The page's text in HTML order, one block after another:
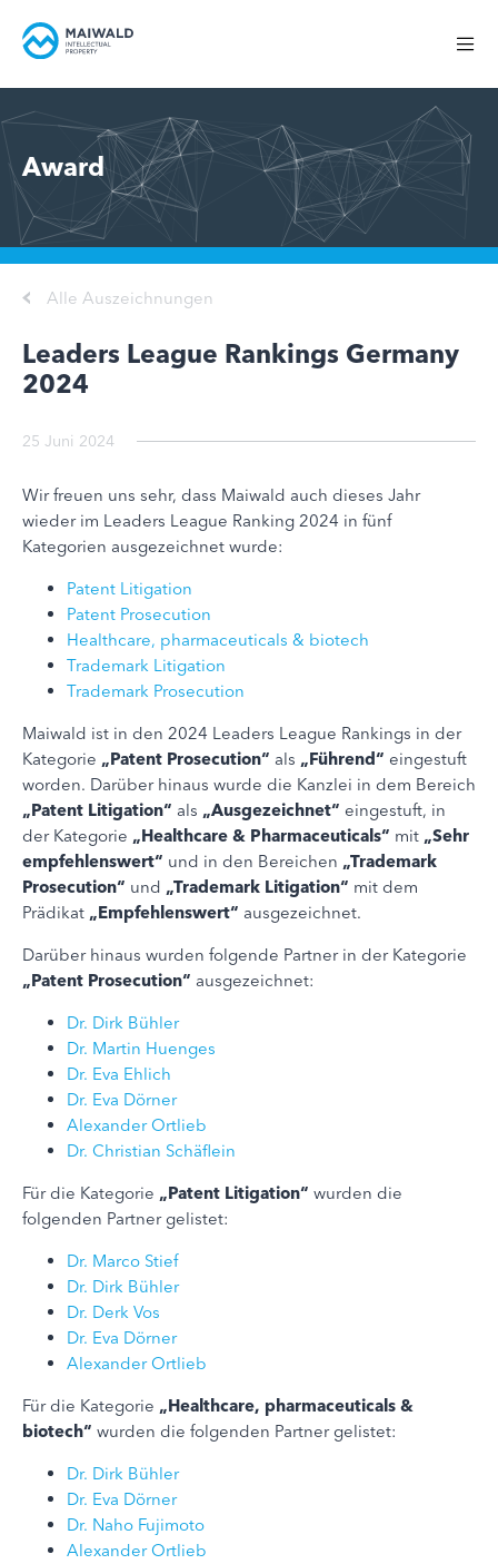
Award
Alle Auszeichnungen
Leaders League Rankings Germany
2024
25 Juni 2024
Wir freuen uns sehr, dass Maiwald auch dieses Jahr
wieder im Leaders League Ranking 2024 in fünf
Kategorien ausgezeichnet wurde:
Patent Litigation
Patent Prosecution
Healthcare, pharmaceuticals & biotech
Trademark Litigation
Trademark Prosecution
Maiwald ist in den 2024 Leaders League Rankings in der
Kategorie „Patent Prosecution“ als „Führend“ eingestuft
worden. Darüber hinaus wurde die Kanzlei in dem Bereich
„Patent Litigation“ als „Ausgezeichnet“ eingestuft, in
der Kategorie „Healthcare & Pharmaceuticals“ mit „Sehr
empfehlenswert“ und in den Bereichen „Trademark
Prosecution“ und „Trademark Litigation“ mit dem
Prädikat „Empfehlenswert“ ausgezeichnet.
Darüber hinaus wurden folgende Partner in der Kategorie
„Patent Prosecution“ ausgezeichnet:
Dr. Dirk Bühler
Dr. Martin Huenges
Dr. Eva Ehlich
Dr. Eva Dörner
Alexander Ortlieb
Dr. Christian Schäflein
Für die Kategorie „Patent Litigation“ wurden die
folgenden Partner gelistet:
Dr. Marco Stief
Dr. Dirk Bühler
Dr. Derk Vos
Dr. Eva Dörner
Alexander Ortlieb
Für die Kategorie „Healthcare, pharmaceuticals &
biotech“ wurden die folgenden Partner gelistet:
Dr. Dirk Bühler
Dr. Eva Dörner
Dr. Naho Fujimoto
Alexander Ortlieb